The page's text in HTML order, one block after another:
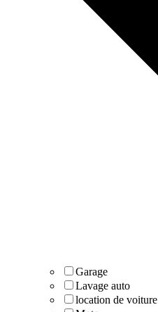
Garage
Lavage auto
location de voiture